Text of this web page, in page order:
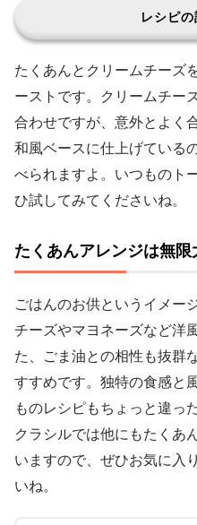
レシピ
たくあんとクリームチーズ
ーストです。クリームチー
合わせですが、意外とよく
和風ベースに仕上げている
べられますよ。いつものト
ひ試してみてくださいね。
たくあんアレンジは無限
ごはんのお供というイメー
チーズやマヨネーズなど洋
た、ごま油との相性も抜群
すすめです。独特の食感と
ものレシピもちょっと違っ
クラシルでは他にもたくあ
いますので、ぜひお気に入
いね。